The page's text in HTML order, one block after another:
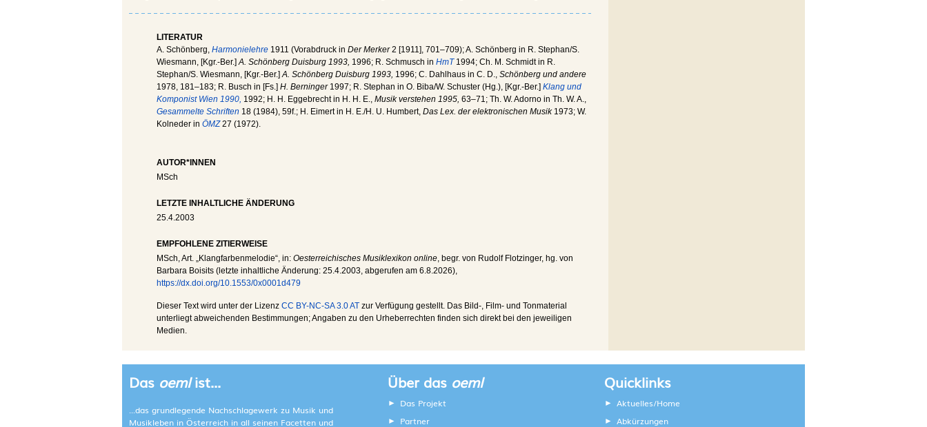
LITERATUR
A. Schönberg, Harmonielehre 1911 (Vorabdruck in Der Merker2 [1911], 701–709); A. Schönberg in R. Stephan/S.
Wiesmann, [Kgr.-Ber.]A. Schönberg Duisburg 1993, 1996; R. Schmusch in HmT1994; Ch. M. Schmidt in R.
Stephan/S. Wiesmann, [Kgr.-Ber.]A. Schönberg Duisburg 1993, 1996; C. Dahlhaus in C. D., Schönberg und andere
1978, 181–183; R. Busch in [Fs.] H. Berninger1997; R. Stephan in O. Biba/W. Schuster (Hg.), [Kgr.-Ber.] Klang und
Komponist Wien 1990, 1992; H. H. Eggebrecht in H. H. E., Musik verstehen 1995, 63–71; Th. W. Adorno in Th. W. A.,
Gesammelte Schriften 18 (1984), 59f.; H. Eimert in H. E./H. U. Humbert, Das Lex. der elektronischen Musik1973; W.
Kolneder in ÖMZ27 (1972).
AUTOR*INNEN
MSch
LETZTE INHALTLICHE ÄNDERUNG
25.4.2003
EMPFOHLENE ZITIERWEISE
MSch, Art. „Klangfarbenmelodie“, in: Oesterreichisches Musiklexikon online, begr. von Rudolf Flotzinger, hg. von
Barbara Boisits (letzte inhaltliche Änderung: 25.4.2003, abgerufen am 6.8.2026),
https://dx.doi.org/10.1553/0x0001d479
Dieser Text wird unter der Lizenz CC BY-NC-SA 3.0 AT zur Verfügung gestellt. Das Bild-, Film- und Tonmaterial
unterliegt abweichenden Bestimmungen; Angaben zu den Urheberrechten finden sich direkt bei den jeweiligen
Medien.
Das oemlist...
...das grundlegende Nachschlagewerk zu Musik und
Musikleben in Österreich in all seinen Facetten und
Über das oeml
Das Projekt
Partner
Quicklinks
Aktuelles/Home
Abkürzungen